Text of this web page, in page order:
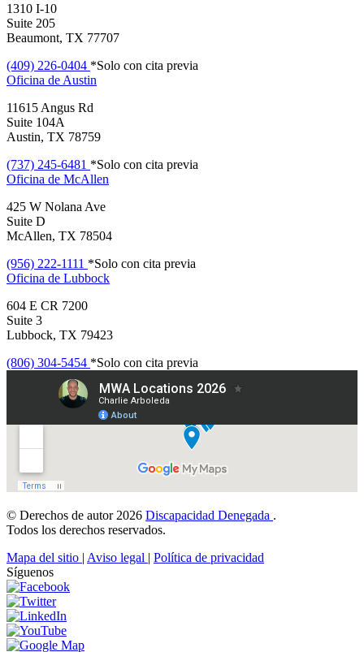
1310 I-10
Suite 205
Beaumont, TX 77707
(409) 226-0404 *Solo con cita previa
Oficina de Austin
11615 Angus Rd
Suite 104A
Austin, TX 78759
(737) 245-6481 *Solo con cita previa
Oficina de McAllen
425 W Nolana Ave
Suite D
McAllen, TX 78504
(956) 222-1111 *Solo con cita previa
Oficina de Lubbock
604 E CR 7200
Suite 3
Lubbock, TX 79423
(806) 304-5454 *Solo con cita previa
© Derechos de autor 2026 Discapacidad Denegada .
Todos los derechos reservados.
Mapa del sitio | Aviso legal | Política de privacidad
Síguenos